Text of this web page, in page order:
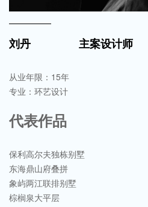
刘丹 主案设计师
从业年限：15年
专业：环艺设计
代表作品
保利高尔夫独栋别墅
东海鼎山府叠拼
象屿两江联排别墅
棕榈泉大平层